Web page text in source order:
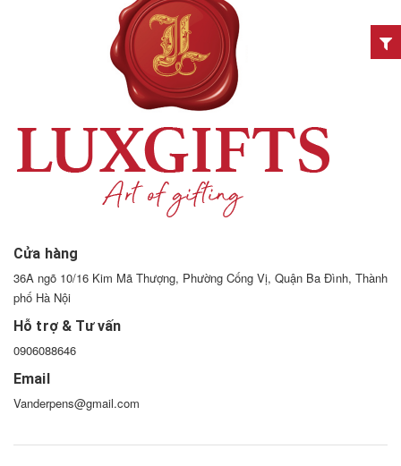
Cửa hàng
36A ngõ 10/16 Kim Mã Thượng, Phường Cống Vị, Quận Ba Đình, Thành
phố Hà Nội
Hỗ trợ & Tư vấn
0906088646
Email
Vanderpens@gmail.com